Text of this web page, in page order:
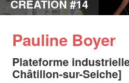
CRÉATION #14
Pauline Boyer
Plateforme
Châtillon-sur-Seiche]